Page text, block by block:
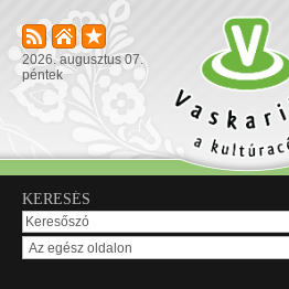
2026. augusztus 07.
péntek
KERESÉS